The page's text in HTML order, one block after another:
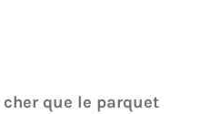
que le parquet